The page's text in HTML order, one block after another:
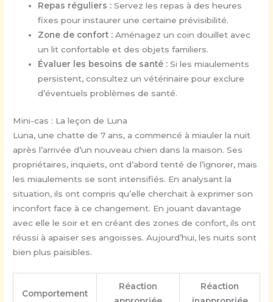
Repas réguliers : Servez les repas à des heures
fixes pour instaurer une certaine prévisibilité.
Zone de confort : Aménagez un coin douillet avec
un lit confortable et des objets familiers.
Évaluer les besoins de santé : Si les miaulements
persistent, consultez un vétérinaire pour exclure
d’éventuels problèmes de santé.
Mini-cas : La leçon de Luna
Luna, une chatte de 7 ans, a commencé à miauler la nuit
après l’arrivée d’un nouveau chien dans la maison. Ses
propriétaires, inquiets, ont d’abord tenté de l’ignorer, mais
les miaulements se sont intensifiés. En analysant la
situation, ils ont compris qu’elle cherchait à exprimer son
inconfort face à ce changement. En jouant davantage
avec elle le soir et en créant des zones de confort, ils ont
réussi à apaiser ses angoisses. Aujourd’hui, les nuits sont
bien plus paisibles.
Comportement
Réaction
Réaction